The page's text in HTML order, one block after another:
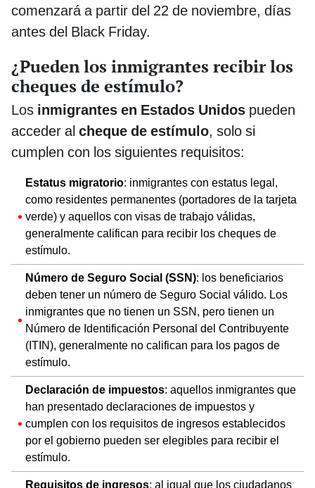
comenzará a partir del 22 de noviembre, días
antes del Black Friday.
¿Pueden los inmigrantes recibir los
cheques de estímulo?
Los inmigrantes en Estados Unidos pueden
acceder al cheque de estímulo, solo si
cumplen con los siguientes requisitos:
Estatus migratorio: inmigrantes con estatus legal,
como residentes permanentes (portadores de la tarjeta
verde) y aquellos con visas de trabajo válidas,
generalmente califican para recibir los cheques de
estímulo.
Número de Seguro Social (SSN): los beneficiarios
deben tener un número de Seguro Social válido. Los
inmigrantes que no tienen un SSN, pero tienen un
Número de Identificación Personal del Contribuyente
(ITIN), generalmente no califican para los pagos de
estímulo.
Declaración de impuestos: aquellos inmigrantes que
han presentado declaraciones de impuestos y
cumplen con los requisitos de ingresos establecidos
por el gobierno pueden ser elegibles para recibir el
estímulo.
Requisitos de ingresos: al igual que los ciudadanos